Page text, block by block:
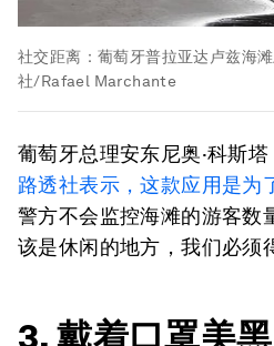
社交距离：葡萄牙普拉亚达卢兹海滩
社/Rafael Marchante
葡萄牙总理安东尼奥·科斯
路透社表示，这款应用是为
警方不会监控海滩的游客数
该是休闲的地方，我们必须
3. 戴着口罩美黑